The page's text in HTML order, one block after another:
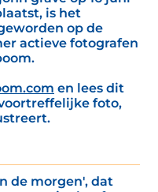
is het
op de
actieve fotografen
en lees dit
foto,
de morgen', dat